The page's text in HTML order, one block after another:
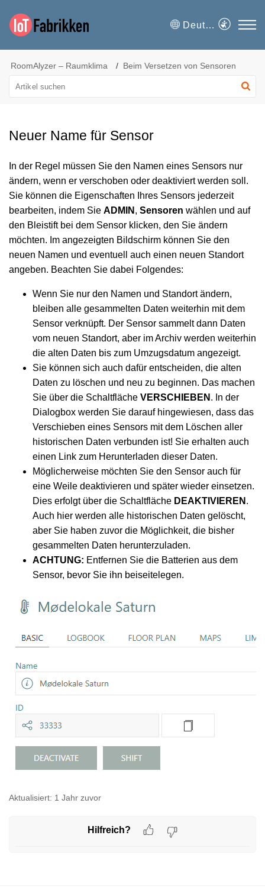
Deutsch
RoomAlyzer – Raumklima Beim Versetzen von Sensoren
Neuer Name für Sensor
In der Regel müssen Sie den Namen eines Sensors nur
ändern, wenn er verschoben oder deaktiviert werden soll.
Sie können die Eigenschaften Ihres Sensors jederzeit
bearbeiten, indem Sie ADMIN , Sensoren wählen und auf
den Bleistift bei dem Sensor klicken, den Sie ändern
möchten. Im angezeigten Bildschirm können Sie den
neuen Namen und eventuell auch einen neuen Standort
angeben. Beachten Sie dabei Folgendes:
Wenn Sie nur den Namen und Standort ändern,
bleiben alle gesammelten Daten weiterhin mit dem
Sensor verknüpft. Der Sensor sammelt dann Daten
vom neuen Standort, aber im Archiv werden weiterhin
die alten Daten bis zum Umzugsdatum angezeigt.
Sie können sich auch dafür entscheiden, die alten
Daten zu löschen und neu zu beginnen. Das machen
Sie über die Schaltfläche VERSCHIEBEN . In der
Dialogbox werden Sie darauf hingewiesen, dass das
Verschieben eines Sensors mit dem Löschen aller
historischen Daten verbunden ist! Sie erhalten auch
einen Link zum Herunterladen dieser Daten.
Möglicherweise möchten Sie den Sensor auch für
eine Weile deaktivieren und später wieder einsetzen.
Dies erfolgt über die Schaltfläche DEAKTIVIEREN .
Auch hier werden alle historischen Daten gelöscht,
aber Sie haben zuvor die Möglichkeit, die bisher
gesammelten Daten herunterzuladen.
ACHTUNG: Entfernen Sie die Batterien aus dem
Sensor, bevor Sie ihn beiseitelegen.
Aktualisiert: 1 Jahr zuvor
Hilfreich?